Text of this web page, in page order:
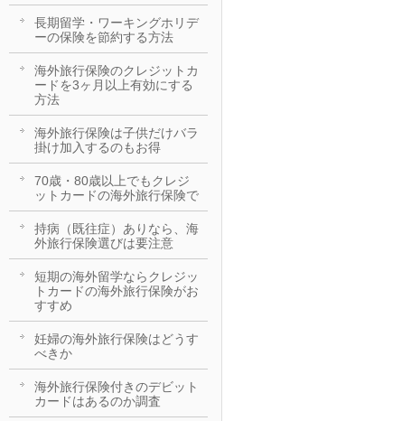
長期留学・ワーキングホリデ
ーの保険を節約する方法
海外旅行保険のクレジットカ
ードを3ヶ月以上有効にする
方法
海外旅行保険は子供だけバラ
掛け加入するのもお得
70歳・80歳以上でもクレジ
ットカードの海外旅行保険で
持病（既往症）ありなら、海
外旅行保険選びは要注意
短期の海外留学ならクレジッ
トカードの海外旅行保険がお
すすめ
妊婦の海外旅行保険はどうす
べきか
海外旅行保険付きのデビット
カードはあるのか調査